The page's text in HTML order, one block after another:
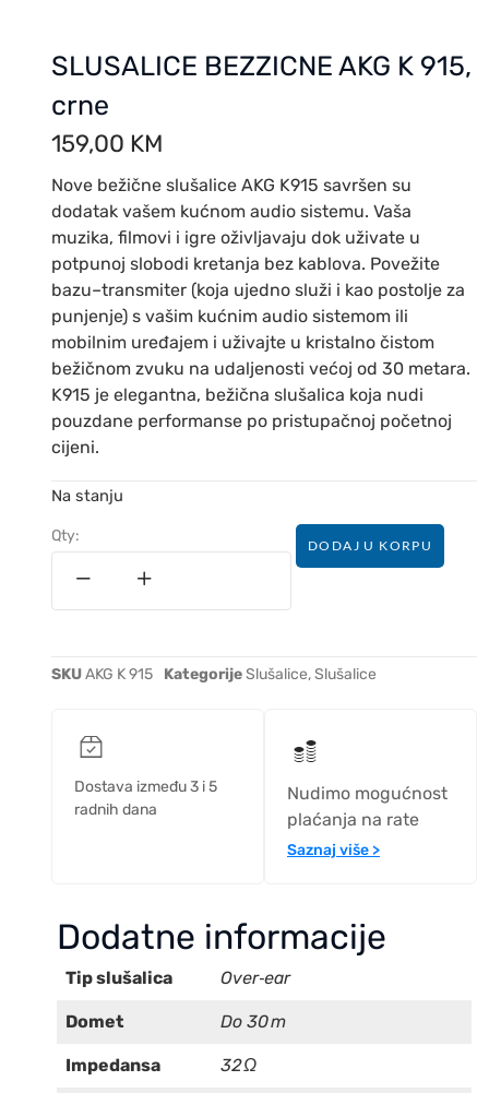
SLUSALICE BEZZICNE AKG K 915,
crne
159,00 KM
Nove bežične slušalice AKG K915 savršen su
dodatak vašem kućnom audio sistemu. Vaša
muzika, filmovi i igre oživljavaju dok uživate u
potpunoj slobodi kretanja bez kablova. Povežite
bazu–transmiter (koja ujedno služi i kao postolje za
punjenje) s vašim kućnim audio sistemom ili
mobilnim uređajem i uživajte u kristalno čistom
bežičnom zvuku na udaljenosti većoj od 30 metara.
K915 je elegantna, bežična slušalica koja nudi
pouzdane performanse po pristupačnoj početnoj
cijeni.
Na stanju
Qty:
DODAJ U KORPU
SKUAKG K 915 KategorijeSlušalice,Slušalice
Dostava između 3 i 5
radnih dana
Nudimo mogućnost
plaćanja na rate
Saznaj više >
Dodatne informacije
Tip slušalica Over‑ear
Domet Do 30 m
Impedansa 32 Ω